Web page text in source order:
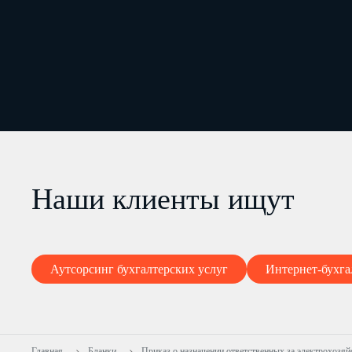
Наши клиенты ищут
Аутсорсинг бухгалтерских услуг Интернет-